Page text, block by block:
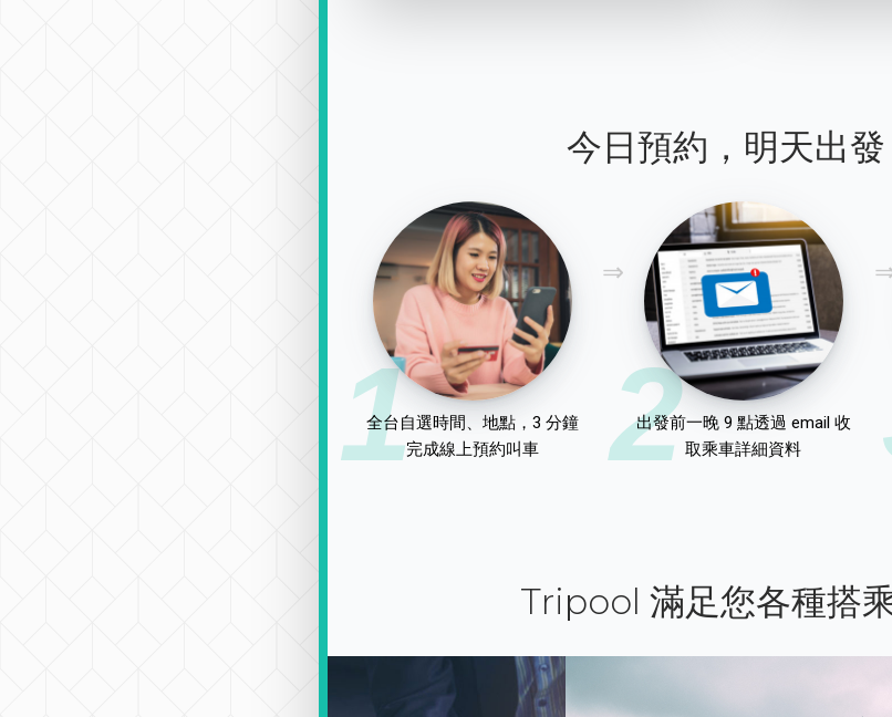
今日預約，明天出發
1
全台自選時間、地點，3 分鐘
完成線上預約叫車
2
出發前一晚 9 點透過 email 收
取乘車詳細資料
Tripool 滿足您各種搭